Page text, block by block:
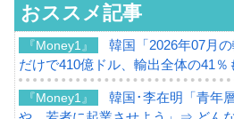
おススメ記事
『Money1』
韓国「2026年07月
だけで410億ドル、輸出全体の41％
『Money1』
韓国･李在明「青年